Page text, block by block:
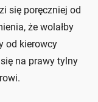
się poręczniej od
że wolałby
od kierowcy
na prawy tylny